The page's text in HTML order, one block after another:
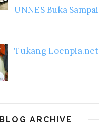
UNNES Buka Sampai
Tukang Loenpia.net
BLOG ARCHIVE